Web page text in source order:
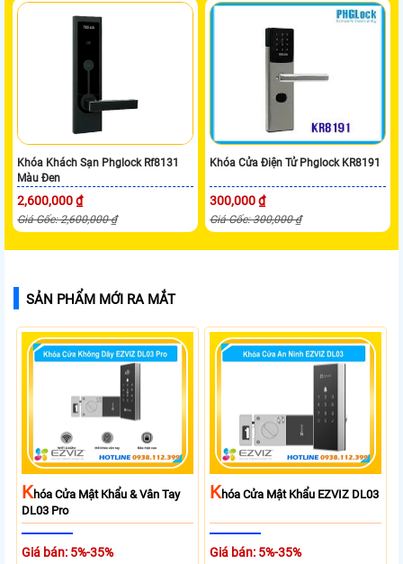
Khóa Khách Sạn Phglock Rf8131
Màu Đen
2,600,000 ₫
Giá Gốc: 2,600,000 ₫
Khóa Cửa Điện Tử Phglock KR8191
300,000 ₫
Giá Gốc: 300,000 ₫
SẢN PHẨM MỚI RA MẮT
KHóa Cửa Mật Khẩu & Vân Tay
DL03 Pro
Giá bán: 5%-35%
KHóa Cửa Mật Khẩu EZVIZ DL03
Giá bán: 5%-35%